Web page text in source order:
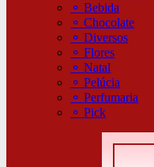
⚬Bebida
⚬Chocolate
⚬Diversos
⚬Flores
⚬Natal
⚬Pelúcia
⚬Perfumaria
⚬Pick